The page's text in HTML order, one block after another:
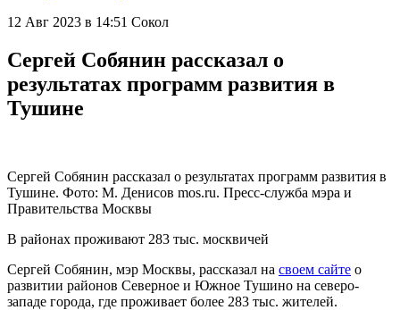
12 Авг 2023 в 14:51 Сокол
Сергей Собянин рассказал о
результатах программ развития в
Тушине
Сергей Собянин рассказал о результатах программ развития в
Тушине. Фото: М. Денисов mos.ru. Пресс-служба мэра и
Правительства Москвы
В районах проживают 283 тыс. москвичей
Сергей Собянин, мэр Москвы, рассказал на своем сайте о
развитии районов Северное и Южное Тушино на северо-
западе города, где проживает более 283 тыс. жителей.